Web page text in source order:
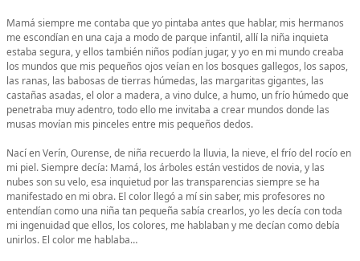
Mamá siempre me contaba que yo pintaba antes que hablar, mis hermanos
me escondían en una caja a modo de parque infantil, allí la niña inquieta
estaba segura, y ellos también niños podían jugar, y yo en mi mundo creaba
los mundos que mis pequeños ojos veían en los bosques gallegos, los sapos,
las ranas, las babosas de tierras húmedas, las margaritas gigantes, las
castañas asadas, el olor a madera, a vino dulce, a humo, un frío húmedo que
penetraba muy adentro, todo ello me invitaba a crear mundos donde las
musas movían mis pinceles entre mis pequeños dedos.
Nací en Verín, Ourense, de niña recuerdo la lluvia, la nieve, el frío del rocío en
mi piel. Siempre decía: Mamá, los árboles están vestidos de novia, y las
nubes son su velo, esa inquietud por las transparencias siempre se ha
manifestado en mi obra. El color llegó a mí sin saber, mis profesores no
entendían como una niña tan pequeña sabía crearlos, yo les decía con toda
mi ingenuidad que ellos, los colores, me hablaban y me decían como debía
unirlos. El color me hablaba…